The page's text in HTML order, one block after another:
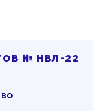
№ НВЛ-22